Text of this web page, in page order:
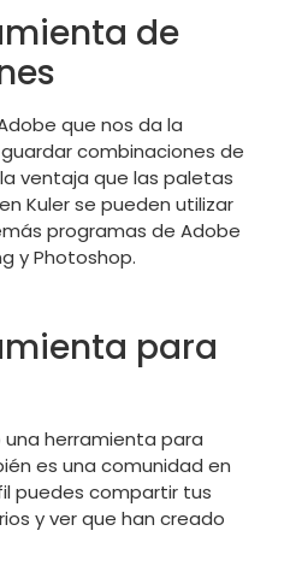
de
que nos da la
combinaciones de
ventaja que las paletas
Kuler se pueden utilizar
programas de Adobe
y Photoshop.
para
una herramienta para
es una comunidad en
puedes compartir tus
y ver que han creado